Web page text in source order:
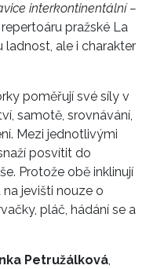
interkontinentální –
pražské La
ladnost, ale i charakter
poměřují své síly v
samotě, srovnávání,
Mezi jednotlivými
posvítit do
Protože obě inklinují
jevišti nouze o
pláč, hádání se a
Petružálková